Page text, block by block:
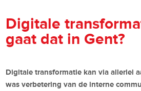
Digitale
gaat dat in Gent?
Digitale transformatie kan via allerlei
was verbetering van de interne